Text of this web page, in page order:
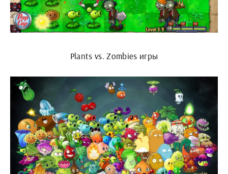
Plants vs. Zombies игры